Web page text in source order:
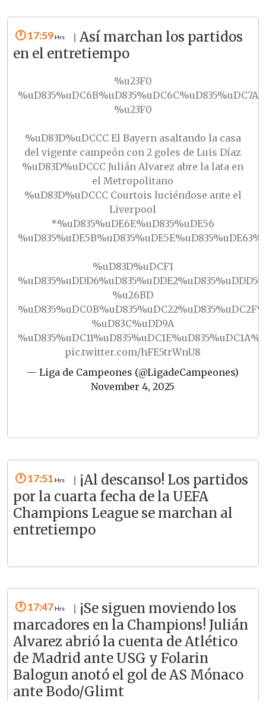
17:59
Así marchan los partidos
en el entretiempo
%u23F0
%u23F0
%uD83D%uDCCC El Bayern asaltando la casa
del vigente campeón con 2 goles de Luis Díaz
%uD83D%uDCCC Julián Alvarez abre la lata en
el Metropolitano
%uD83D%uDCCC Courtois luciéndose ante el
Liverpool
*%uD835%uDE6E%uD835%uDE56
%uD83D%uDCF1
%u26BD
%uD83C%uDD9A
pic.twitter.com/hFE5trWnU8
— Liga de Campeones (@LigadeCampeones)
November 4, 2025
17:51
¡Al descanso! Los partidos
por la cuarta fecha de la UEFA
Champions League se marchan al
entretiempo
17:47
¡Se siguen moviendo los
marcadores en la Champions! Julián
Alvarez abrió la cuenta de Atlético
de Madrid ante USG y Folarin
Balogun anotó el gol de AS Mónaco
ante Bodo/Glimt